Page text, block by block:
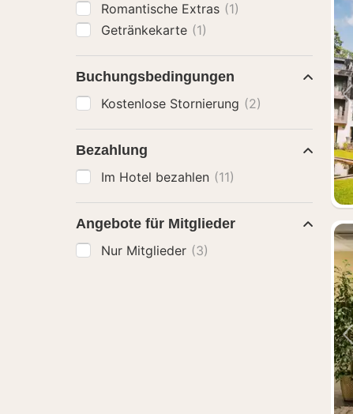
Romantische Extras (1)
Getränkekarte (1)
Buchungsbedingungen
Kostenlose Stornierung (2)
Bezahlung
Im Hotel bezahlen (11)
Angebote für Mitglieder
Nur Mitglieder (3)